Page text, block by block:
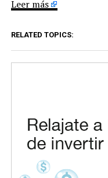
Leer más
RELATED TOPICS: